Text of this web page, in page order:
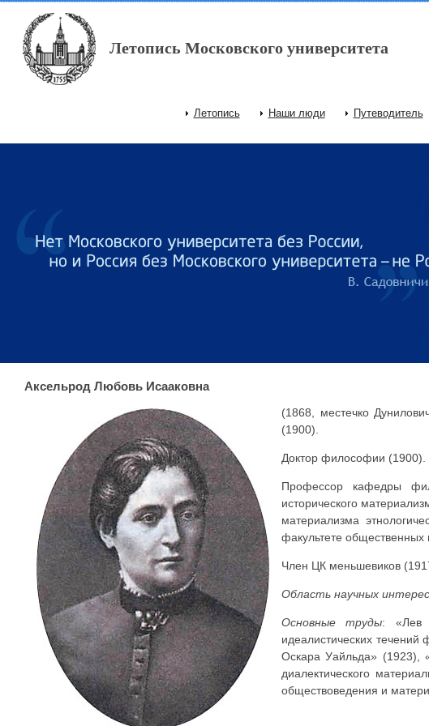
Перейти к основному содержанию
Летопись Московского университета
Главное меню
Летопись Наши люди Путеводитель
Аксельрод Любовь Исааковна
(1868, местечко
(1900).
Доктор философии (1900).
Профессор кафедры
исторического
материализма
факультете общественных
Член ЦК меньшевиков
Область научных
Основные труды: «Лев
идеалистических
Оскара Уайльда» (1923),
диалектического
обществоведения и